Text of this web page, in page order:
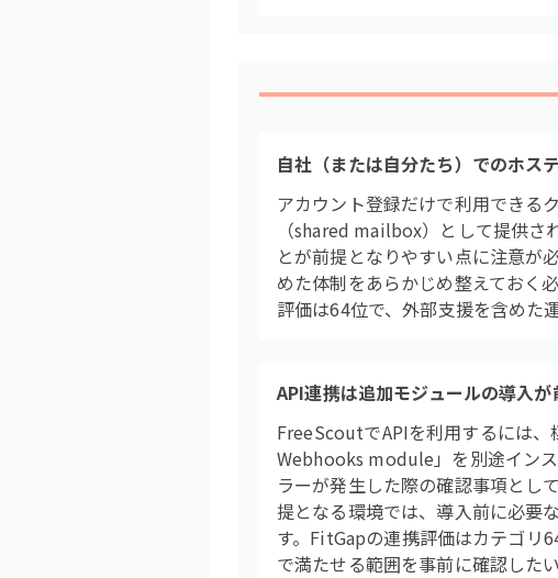
自社（または自分たち）でのホス
アカウント登録だけで利用できる
（shared mailbox）として提供
とが前提となりやすい点に注意が
めた体制をあらかじめ整えておく
評価は64位で、外部支援を含めた
API連携は追加モジュールの導入が
FreeScoutでAPIを利用するには
Webhooks module」を別途イン
ラーが発生した際の確認事項とし
提となる環境では、導入前に必要
す。FitGapの連携評価はカテゴリ
で満たせる範囲を事前に確認したい